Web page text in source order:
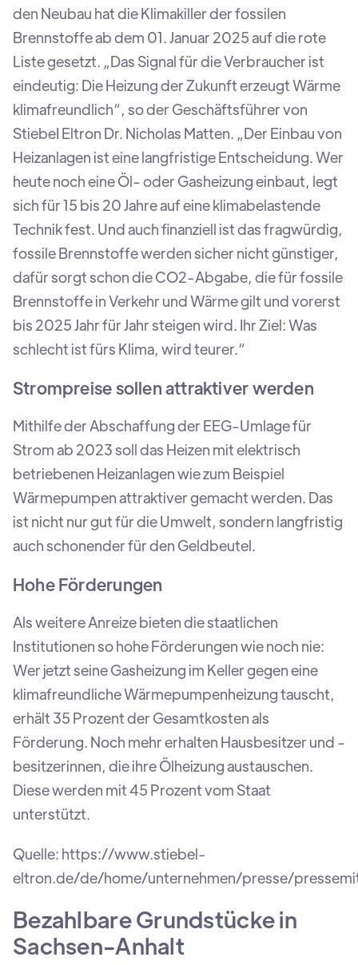
den Neubau hat die Klimakiller der fossilen
Brennstoffe ab dem 01. Januar 2025 auf die rote
Liste gesetzt. „Das Signal für die Verbraucher ist
eindeutig: Die Heizung der Zukunft erzeugt Wärme
klimafreundlich“, so der Geschäftsführer von
StiebeI Eltron Dr. Nicholas Matten. „Der Einbau von
Heizanlagen ist eine langfristige Entscheidung. Wer
heute noch eine Öl- oder Gasheizung einbaut, legt
sich für 15 bis 20 Jahre auf eine klimabelastende
Technik fest. Und auch finanziell ist das fragwürdig,
fossile Brennstoffe werden sicher nicht günstiger,
dafür sorgt schon die CO2-Abgabe, die für fossile
Brennstoffe in Verkehr und Wärme gilt und vorerst
bis 2025 Jahr für Jahr steigen wird. Ihr Ziel: Was
schlecht ist fürs Klima, wird teurer.“
Strompreise sollen attraktiver werden
Mithilfe der Abschaffung der EEG-Umlage für
Strom ab 2023 soll das Heizen mit elektrisch
betriebenen Heizanlagen wie zum Beispiel
Wärmepumpen attraktiver gemacht werden. Das
ist nicht nur gut für die Umwelt, sondern langfristig
auch schonender für den Geldbeutel.
Hohe Förderungen
Als weitere Anreize bieten die staatlichen
Institutionen so hohe Förderungen wie noch nie:
Wer jetzt seine Gasheizung im Keller gegen eine
klimafreundliche Wärmepumpenheizung tauscht,
erhält 35 Prozent der Gesamtkosten als
Förderung. Noch mehr erhalten Hausbesitzer und -
besitzerinnen, die ihre Ölheizung austauschen.
Diese werden mit 45 Prozent vom Staat
unterstützt.
Quelle: https://www.stiebel-
eltron.de/de/home/unternehmen/presse/
Bezahlbare Grundstücke in
Sachsen-Anhalt